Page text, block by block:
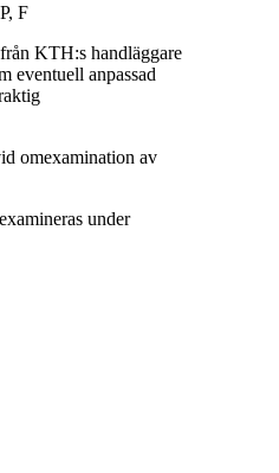
F
KTH:s handläggare
eventuell anpassad
omexamination av
under